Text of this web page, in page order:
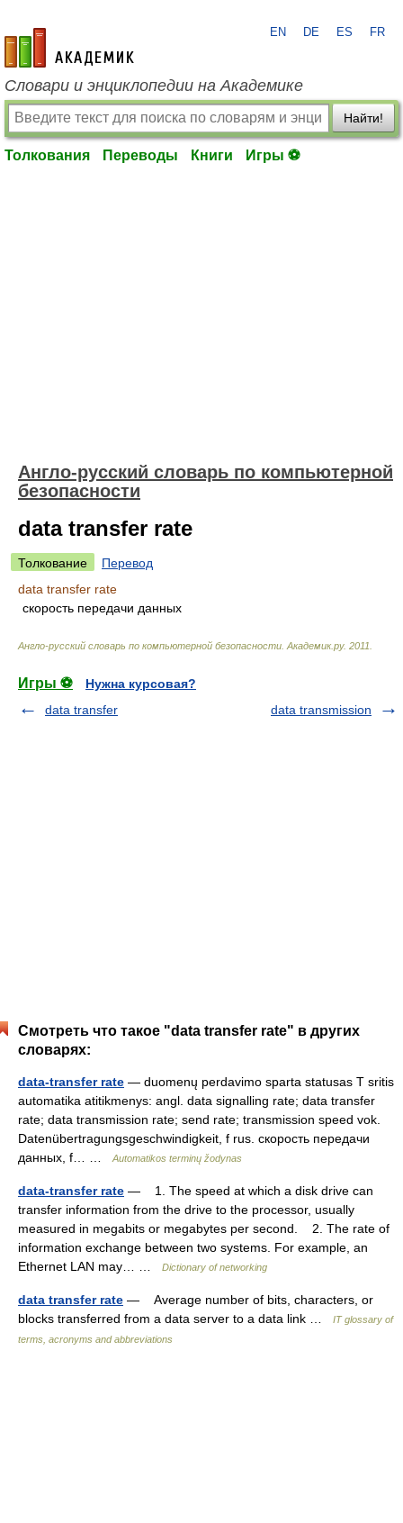
academic.ru
EN DE ES FR
Словари и энциклопедии на Академике
Найти!
Толкования Переводы Книги Игры ⚽
Англо-русский словарь по компьютерной
безопасности
data transfer rate
Толкование
Перевод
data transfer rate
скорость передачи данных
Англо-русский словарь по компьютерной безопасности Академик.ру. 2011
Игры ⚽
Нужна курсовая?
data transfer
data transmission
Смотреть что такое "data transfer rate" в других
словарях:
data-transfer rate — duomenų perdavimo sparta statusas T sritis
automatika atitikmenys: angl. data signalling rate; data transfer
rate; data transmission rate; send rate; transmission speed vok.
Datenübertragungsgeschwindigkeit, f rus. скорость передачи
данных, f… …
Automatikos terminų žodynas
data-transfer rate — 1. The speed at which a disk drive can
transfer information from the drive to the processor, usually
measured in megabits or megabytes per second. 2. The rate of
information exchange between two systems. For example, an
Ethernet LAN may… …
Dictionary of networking
data transfer rate — Average number of bits, characters, or
blocks transferred from a data server to a data link …
IT glossary of
terms, acronyms and abbreviations